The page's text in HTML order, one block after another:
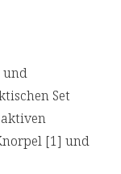
und
Set
[1] und